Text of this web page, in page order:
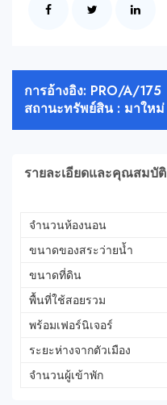
การอ้างอิง: PRO/A/175
สถานะทรัพย์สิน : มาใหม่
รายละเอียดและคุณสมบัติ
จำนวนห้องนอน
ขนาดของสระว่ายน้ำ
ขนาดที่ดิน
พื้นที่ใช้สอยรวม
พร้อมเฟอร์นิเจอร์
ระยะห่างจากตัวเมือง
จำนวนผู้เข้าพัก